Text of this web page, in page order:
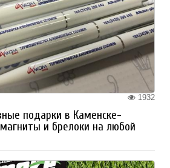
1932
подарки в Каменске-
и брелоки на любой